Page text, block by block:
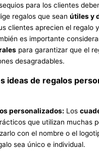
para los clientes
regalos que sean útiles y
clientes aprecien el regalo
es importante
para garantizar que el
desagradables.
ideas de regalos
personalizados: Los
que utilizan muchas
con el nombre o el
sea único e individual.